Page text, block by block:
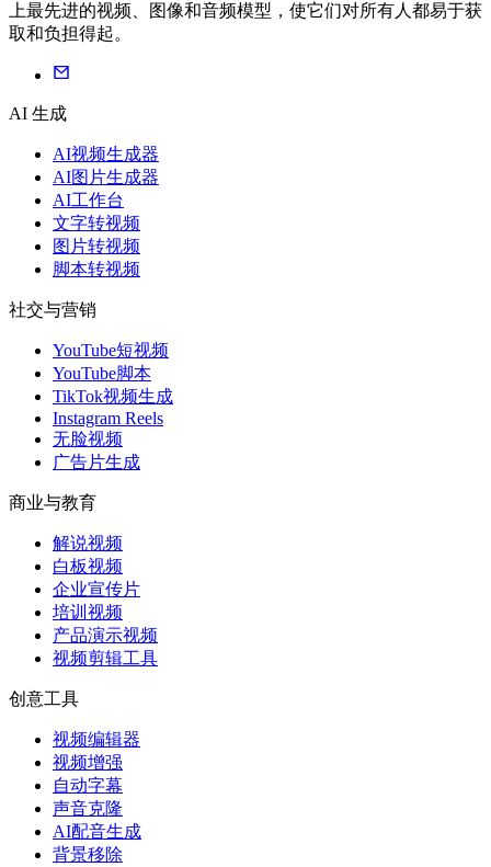
上最先进的视频、图像和音频模型，使它们对所有人都易于获
取和负担得起。
AI 生成
AI视频生成器
AI图片生成器
AI工作台
文字转视频
图片转视频
脚本转视频
社交与营销
YouTube短视频
YouTube脚本
TikTok视频生成
Instagram Reels
无脸视频
广告片生成
商业与教育
解说视频
白板视频
企业宣传片
培训视频
产品演示视频
视频剪辑工具
创意工具
视频编辑器
视频增强
自动字幕
声音克隆
AI配音生成
背景移除